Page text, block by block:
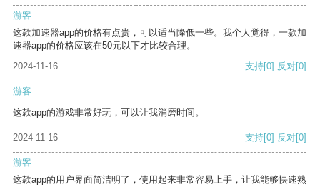
游客
这款加速器app的价格有点贵，可以适当降低一些。我个人觉得，一款加
速器app的价格应该在50元以下才比较合理。
2024-11-16
支持[0] 反对[0]
游客
这款app的游戏非常好玩，可以让我消磨时间。
2024-11-16 支持[0] 反对[0]
游客
这款app的用户界面简洁明了，使用起来非常容易上手，让我能够快速熟